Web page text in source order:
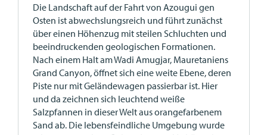
Die Landschaft auf der Fahrt von Azougui gen
Osten ist abwechslungsreich und führt zunächst
über einen Höhenzug mit steilen Schluchten und
beeindruckenden geologischen Formationen.
Nach einem Halt am Wadi Amugjar, Mauretaniens
Grand Canyon, öffnet sich eine weite Ebene, deren
Piste nur mit Geländewagen passierbar ist. Hier
und da zeichnen sich leuchtend weiße
Salzpfannen in dieser Welt aus orangefarbenem
Sand ab. Die lebensfeindliche Umgebung wurde